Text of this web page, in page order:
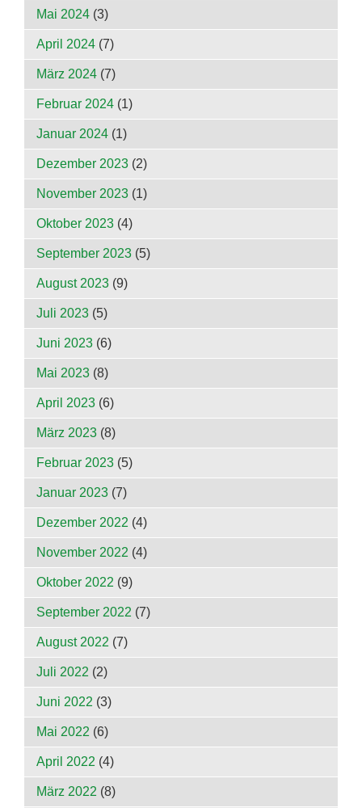
Mai 2024 (3)
April 2024 (7)
März 2024 (7)
Februar 2024 (1)
Januar 2024 (1)
Dezember 2023 (2)
November 2023 (1)
Oktober 2023 (4)
September 2023 (5)
August 2023 (9)
Juli 2023 (5)
Juni 2023 (6)
Mai 2023 (8)
April 2023 (6)
März 2023 (8)
Februar 2023 (5)
Januar 2023 (7)
Dezember 2022 (4)
November 2022 (4)
Oktober 2022 (9)
September 2022 (7)
August 2022 (7)
Juli 2022 (2)
Juni 2022 (3)
Mai 2022 (6)
April 2022 (4)
März 2022 (8)